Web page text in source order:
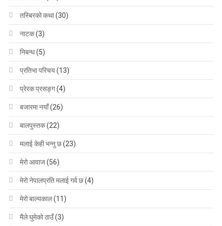
तस्बिरको कथा(30)
नाटक(3)
निबन्ध(5)
प्रतिभा परिचय(13)
प्रेरक प्रसङ्ग(4)
बजारमा नयाँ(26)
बालपुस्तक(22)
मलाई केही भन्नु छ(23)
मेरो आवाज(56)
मेरो नेपालप्रति मलाई गर्व छ(4)
मेरो बाल्यकाल(11)
मैले घुमेको ठाउँ(3)